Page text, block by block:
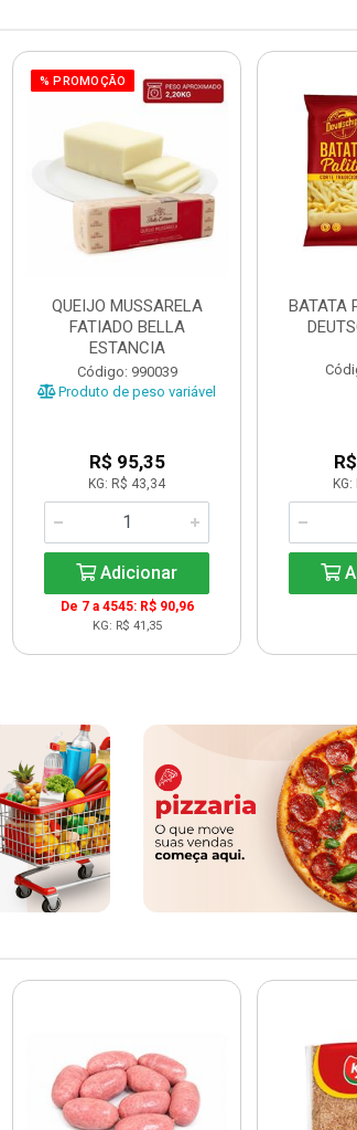
% PROMOÇÃO
QUEIJO MUSSARELA
FATIADO BELLA
ESTANCIA
Código: 990039
Produto de peso variável
R$ 95,35
KG: R$ 43,34
Adicionar
De 7 a 4545: R$ 90,96
KG: R$ 41,35
BATATA